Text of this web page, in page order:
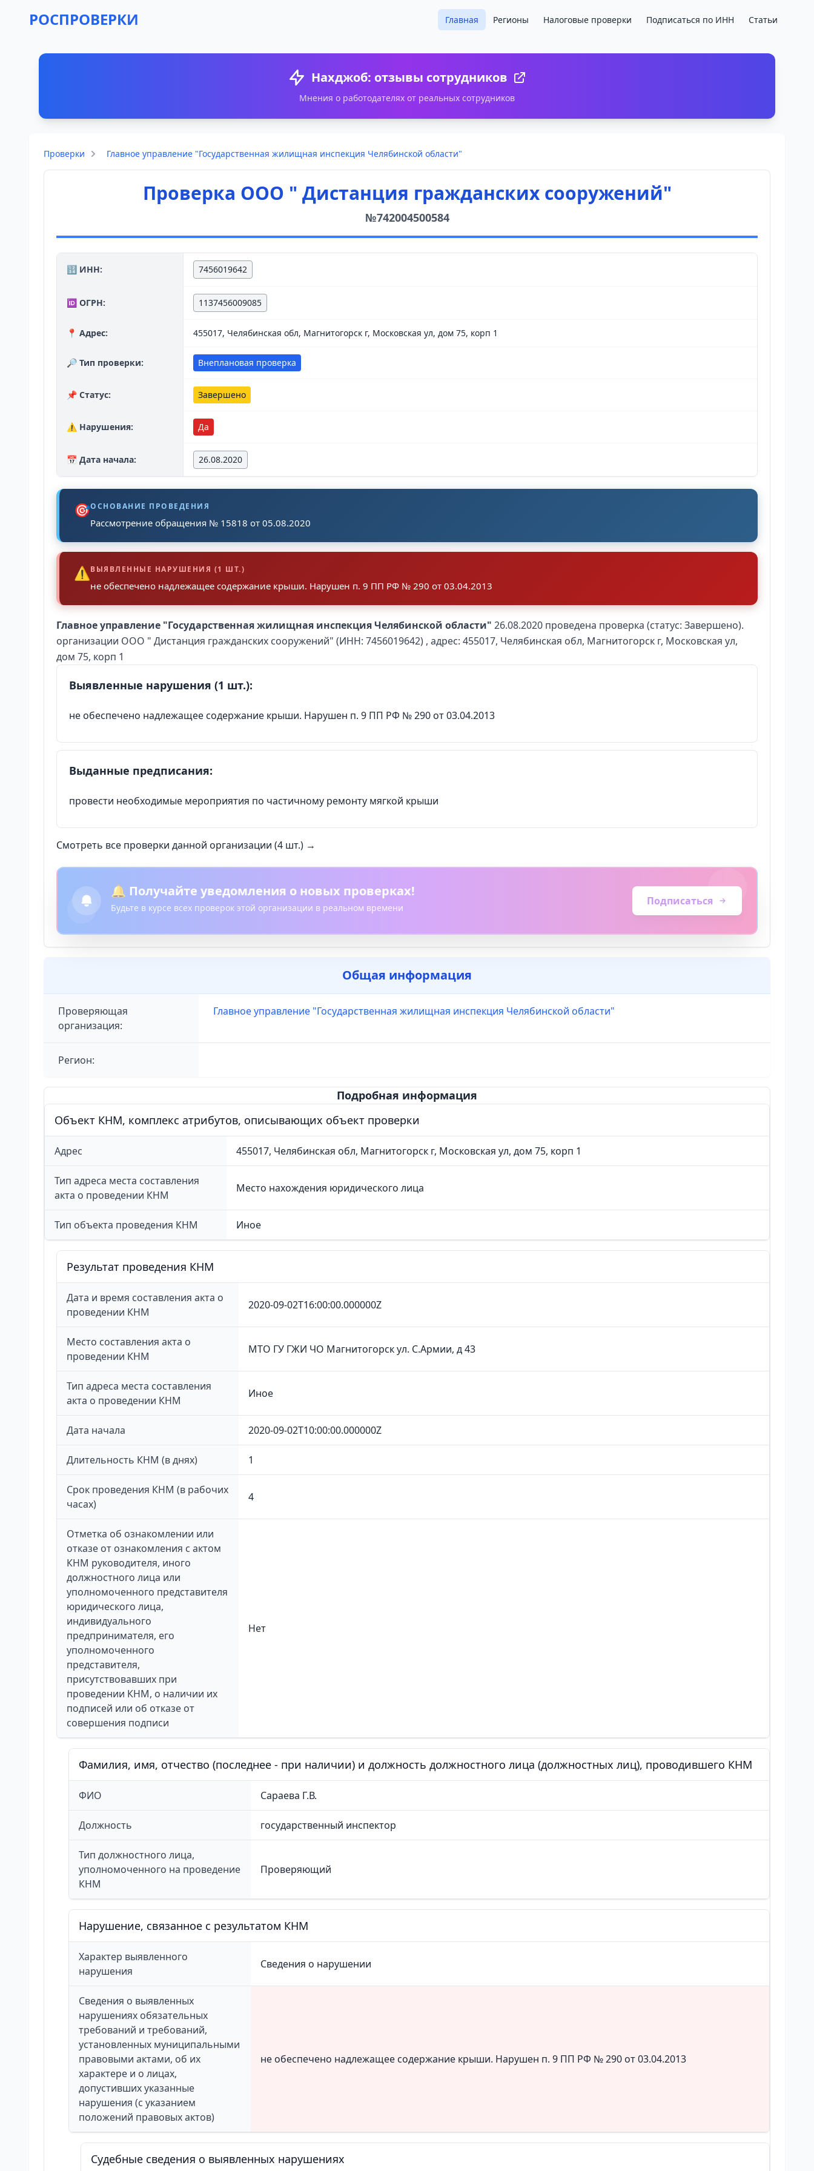
РОСПРОВЕРКИ Главная Регионы Налоговые проверки Подписаться по ИНН Статьи
Нахджоб: отзывы сотрудников
Мнения о работодателях от реальных сотрудников
Проверки Главное управление "Государственная жилищная инспекция Челябинской области"
Проверка ООО " Дистанция гражданских сооружений"
№742004500584
🔢 ИНН: 7456019642
🆔 ОГРН: 1137456009085
📍 Адрес: 455017, Челябинская обл, Магнитогорск г, Московская ул, дом 75, корп 1
🔎 Тип проверки: Внеплановая проверка
📌 Статус: Завершено
⚠️ Нарушения: Да
📅 Дата начала: 26.08.2020
🎯ОСНОВАНИЕ ПРОВЕДЕНИЯ
Рассмотрение обращения № 15818 от 05.08.2020
⚠️ВЫЯВЛЕННЫЕ НАРУШЕНИЯ (1 ШТ.)
не обеспечено надлежащее содержание крыши. Нарушен п. 9 ПП РФ № 290 от 03.04.2013
Главное управление "Государственная жилищная инспекция Челябинской области" 26.08.2020 проведена проверка (статус: Завершено).
организации ООО " Дистанция гражданских сооружений" (ИНН: 7456019642) , адрес: 455017, Челябинская обл, Магнитогорск г, Московская ул,
дом 75, корп 1
Выявленные нарушения (1 шт.):
не обеспечено надлежащее содержание крыши. Нарушен п. 9 ПП РФ № 290 от 03.04.2013
Выданные предписания:
провести необходимые мероприятия по частичному ремонту мягкой крыши
Смотреть все проверки данной организации (4 шт.) →
🔔 Получайте уведомления о новых проверках!
Будьте в курсе всех проверок этой организации в реальном времени
Подписаться
Общая информация
Проверяющая
организация:
Главное управление "Государственная жилищная инспекция Челябинской области"
Регион:
Подробная информация
Объект КНМ, комплекс атрибутов, описывающих объект проверки
Адрес 455017, Челябинская обл, Магнитогорск г, Московская ул, дом 75, корп 1
Тип адреса места составления
акта о проведении КНМ
Место нахождения юридического лица
Тип объекта проведения КНМ Иное
Результат проведения КНМ
Дата и время составления акта о
проведении КНМ
2020-09-02T16:00:00.000000Z
Место составления акта о
проведении КНМ
МТО ГУ ГЖИ ЧО Магнитогорск ул. С.Армии, д 43
Тип адреса места составления
акта о проведении КНМ
Иное
Дата начала 2020-09-02T10:00:00.000000Z
Длительность КНМ (в днях) 1
Срок проведения КНМ (в рабочих
часах)
4
Отметка об ознакомлении или
отказе от ознакомления с актом
КНМ руководителя, иного
должностного лица или
уполномоченного представителя
юридического лица,
индивидуального
предпринимателя, его
уполномоченного
представителя,
присутствовавших при
проведении КНМ, о наличии их
подписей или об отказе от
совершения подписи
Нет
Фамилия, имя, отчество (последнее - при наличии) и должность должностного лица (должностных лиц), проводившего КНМ
ФИО Сараева Г.В.
Должность государственный инспектор
Тип должностного лица,
уполномоченного на проведение
КНМ
Проверяющий
Нарушение, связанное с результатом КНМ
Характер выявленного
нарушения
Сведения о нарушении
Сведения о выявленных
нарушениях обязательных
требований и требований,
установленных муниципальными
правовыми актами, об их
характере и о лицах,
допустивших указанные
нарушения (с указанием
положений правовых актов)
не обеспечено надлежащее содержание крыши. Нарушен п. 9 ПП РФ № 290 от 03.04.2013
Судебные сведения о выявленных нарушениях